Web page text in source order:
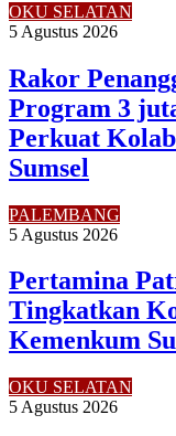
OKU SELATAN
5 Agustus 2026
Rakor
Program 3
Perkuat
Sumsel
PALEMBANG
5 Agustus 2026
Pertamina
Tingkatkan
Kemenkum
OKU SELATAN
5 Agustus 2026